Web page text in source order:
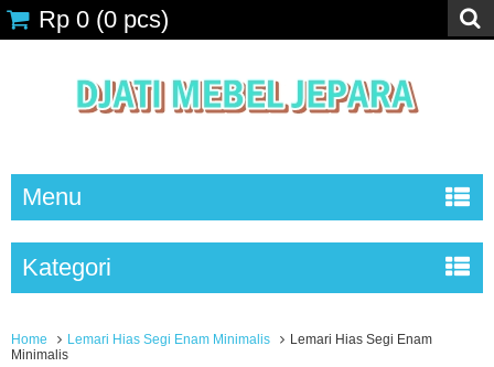
Rp 0 (0 pcs)
Menu
Kategori
Home Lemari Hias Segi Enam Minimalis
Lemari Hias Segi Enam
Minimalis